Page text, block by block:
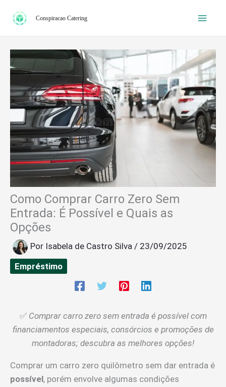
para
conteúdo
Conspiracao Catering
Como Comprar Carro Zero Sem
Entrada: É Possível e Quais as
Opções
Por Isabela de Castro Silva / 23/09/2025
Empréstimo
✅ Comprar carro zero sem entrada é possível com
financiamentos especiais, consórcios e promoções de
montadoras; descubra as melhores opções!
Comprar um carro zero quilômetro sem dar entrada é
possível, porém envolve algumas condições